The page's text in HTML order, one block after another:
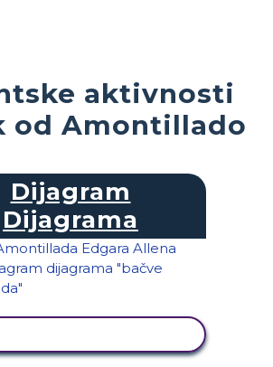
aktivnosti
od Amontillado
Dijagram
Dijagrama